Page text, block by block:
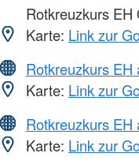
Rotkreuzkurs EH
Karte: Link zur
Rotkreuzkurs EH
Karte: Link zur
Rotkreuzkurs EH
Karte: Link zur